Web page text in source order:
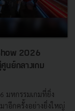
2026
นย์กลางเกม
มหกรรมเกมที่ยิ่ง
าอีกครั้งอย่างยิ่งใหญ่